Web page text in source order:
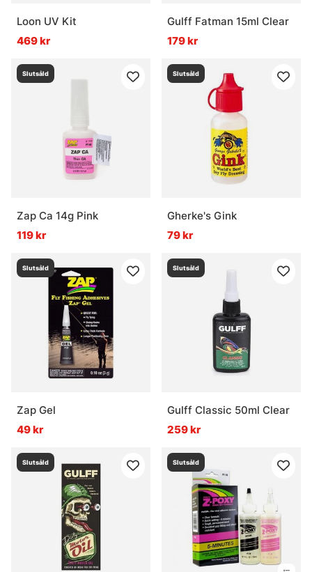
Loon UV Kit
469 kr
Gulff Fatman 15ml Clear
179 kr
Slutsåld
Zap Ca 14g Pink
119 kr
Slutsåld
Gherke's Gink
79 kr
Slutsåld
Zap Gel
49 kr
Slutsåld
Gulff Classic 50ml Clear
259 kr
Slutsåld Slutsåld